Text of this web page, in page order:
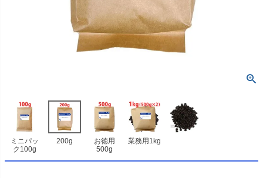
ミニパッ
ク100g
200g
お徳用
500g
業務用1kg